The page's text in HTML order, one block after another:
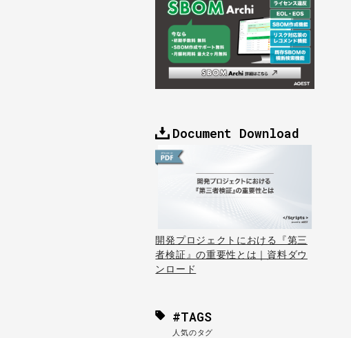
Document Download
開発プロジェクトにおける『第三
者検証』の重要性とは｜資料ダウ
ンロード
#TAGS
人気のタグ